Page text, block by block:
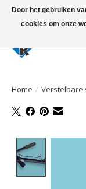
Large selection of
Home / Verstelbare
Door het gebruiken
cookies om onze